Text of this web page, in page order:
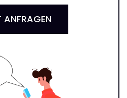
ANFRAGEN